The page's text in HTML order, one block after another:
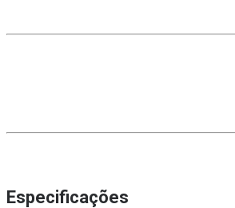
Especificações